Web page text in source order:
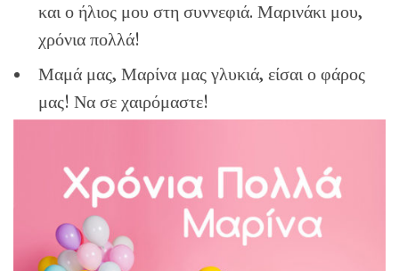
και ο ήλιος μου στη συννεφιά. Μαρινάκι μου,
χρόνια πολλά!
Μαμά μας, Μαρίνα μας γλυκιά, είσαι ο φάρος
μας! Να σε χαιρόμαστε!